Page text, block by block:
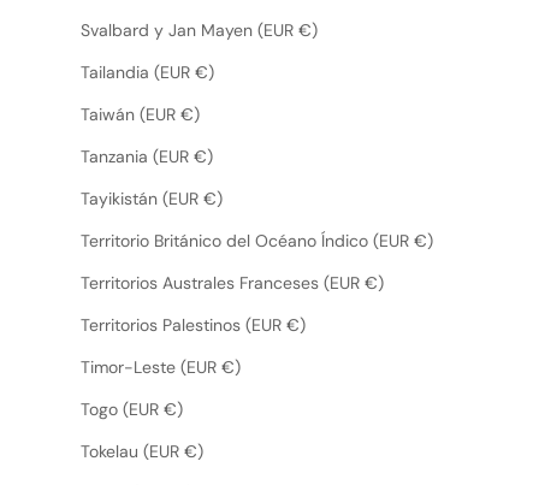
Svalbard y Jan Mayen (EUR €)
Tailandia (EUR €)
Taiwán (EUR €)
Tanzania (EUR €)
Tayikistán (EUR €)
Territorio Británico del Océano Índico (EUR €)
Territorios Australes Franceses (EUR €)
Territorios Palestinos (EUR €)
Timor-Leste (EUR €)
Togo (EUR €)
Tokelau (EUR €)